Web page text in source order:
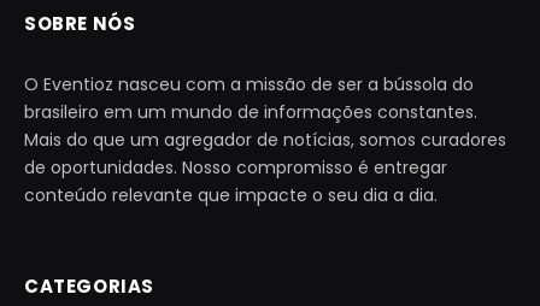
SOBRE NÓS
O Eventioz nasceu com a missão de ser a bússola do
brasileiro em um mundo de informações constantes.
Mais do que um agregador de notícias, somos curadores
de oportunidades. Nosso compromisso é entregar
conteúdo relevante que impacte o seu dia a dia.
CATEGORIAS